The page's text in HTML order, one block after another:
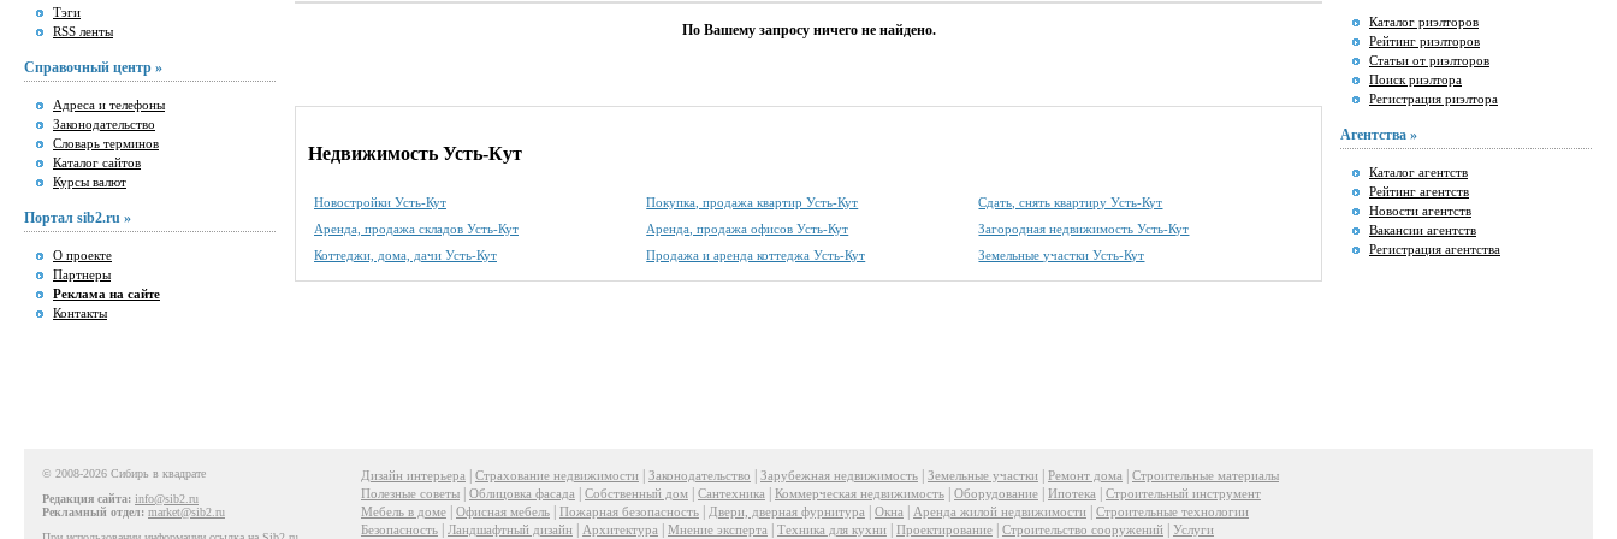
Тэги
RSS ленты
Справочный центр »
Адреса и телефоны
Законодательство
Словарь терминов
Каталог сайтов
Курсы валют
Портал sib2.ru »
О проекте
Партнеры
Реклама на сайте
Контакты
По Вашему запросу ничего не найдено.
Недвижимость Усть-Кут
Новостройки Усть-Кут Покупка, продажа квартир Усть-Кут
Сдать, снять квартиру Усть-Кут
Аренда, продажа складов Усть-Кут
Аренда, продажа офисов Усть-Кут
Загородная недвижимость Усть-Кут
Коттеджи, дома, дачи Усть-Кут
Продажа и аренда коттеджа Усть-Кут Земельные участки Усть-Кут
Каталог риэлторов
Рейтинг риэлторов
Статьи от риэлторов
Поиск риэлтора
Регистрация риэлтора
Агентства »
Каталог агентств
Рейтинг агентств
Новости агентств
Вакансии агентств
Регистрация агентства
© 2008-2026 Сибирь в квадрате
Редакция сайта: info@sib2.ru
Рекламный отдел: market@sib2.ru
Дизайн интерьера Страхование недвижимости Законодательство Зарубежная недвижимость Земельные участки Ремонт дома
Строительные материалы
Полезные советы
Облицовка фасада Собственный дом Сантехника Коммерческая недвижимость Оборудование Ипотека
Строительный инструмент
Мебель в доме
Офисная мебель Пожарная безопасность Двери, дверная фурнитура Окна Аренда жилой недвижимости
Строительные технологии
Безопасность
Ландшафтный дизайн Архитектура Мнение эксперта Техника для кухни Проектирование Строительство сооружений Услуги